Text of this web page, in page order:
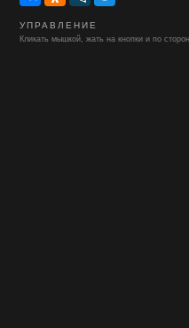
УПРАВЛЕНИЕ
Кликать мышкой, жать на кнопки и по